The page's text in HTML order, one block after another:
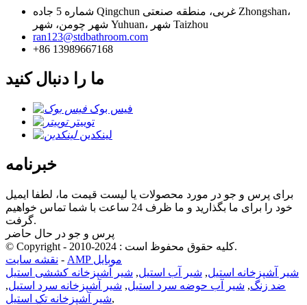
شماره 5 جاده Qingchun غربی، منطقه صنعتی Zhongshan،
شهر چومن، شهر Yuhuan، شهر Taizhou
ran123@stdbathroom.com
+86 13989667168
ما را دنبال کنید
فیس بوک
توییتر
لینکدین
خبرنامه
برای پرس و جو در مورد محصولات یا لیست قیمت ما، لطفا ایمیل
خود را برای ما بگذارید و ما ظرف 24 ساعت با شما تماس خواهیم
گرفت.
پرس و جو در حال حاضر
© Copyright - 2010-2024 : کلیه حقوق محفوظ است.
نقشه سایت -
AMP موبایل
شیر آشپزخانه استیل, شیر آب استیل, شیر آشپزخانه کششی استیل
ضد زنگ, شیر آب حوضه سرد استیل, شیر آشپزخانه سرد استیل,
شیر آشپزخانه تک استیل,